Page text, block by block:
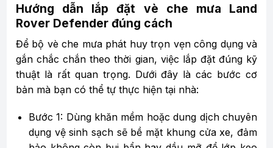
Hướng dẫn lắp đặt vè che mưa Land
Rover Defender đúng cách
Để bộ vè che mưa phát huy trọn vẹn công dụng và
gắn chắc chắn theo thời gian, việc lắp đặt đúng kỹ
thuật là rất quan trọng. Dưới đây là các bước cơ
bản mà bạn có thể tự thực hiện tại nhà:
Bước 1: Dùng khăn mềm hoặc dung dịch chuyên
dụng vệ sinh sạch sẽ bề mặt khung cửa xe, đảm